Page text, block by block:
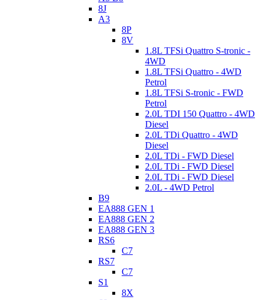
8J
A3
8P
8V
1.8L TFSi Quattro S-tronic -
4WD
1.8L TFSi Quattro - 4WD
Petrol
1.8L TFSi S-tronic - FWD
Petrol
2.0L TDI 150 Quattro - 4WD
Diesel
2.0L TDi Quattro - 4WD
Diesel
2.0L TDi - FWD Diesel
2.0L TDi - FWD Diesel
2.0L TDi - FWD Diesel
2.0L - 4WD Petrol
B9
EA888 GEN 1
EA888 GEN 2
EA888 GEN 3
RS6
C7
RS7
C7
S1
8X